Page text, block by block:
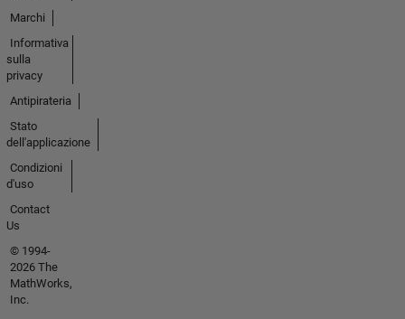
Marchi
Informativa
sulla
privacy
Antipirateria
Stato
dell'applicazione
Condizioni
d'uso
Contact
Us
© 1994-
2026 The
MathWorks,
Inc.